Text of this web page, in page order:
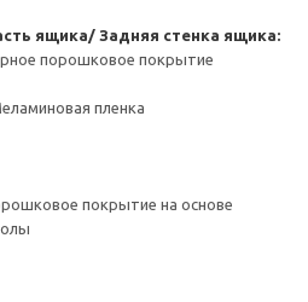
ящика/ Задняя стенка ящика:
порошковое покрытие
пленка
покрытие на основе